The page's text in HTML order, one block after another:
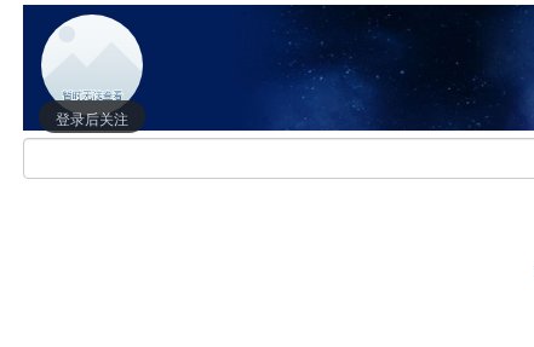
登录后关注